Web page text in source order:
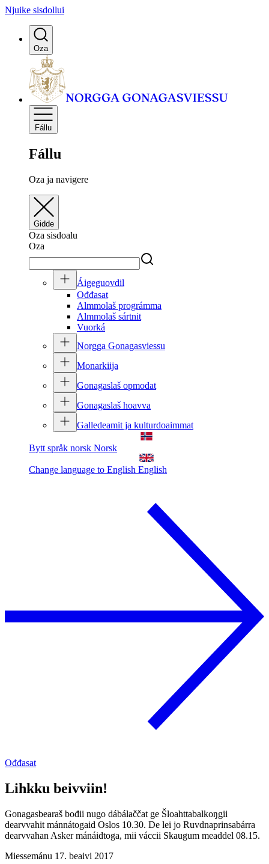
Njuike sisdollui
Oza
Fállu
Fállu
Oza ja navigere
Gidde
Oza sisdoalu
Oza
Áigeguovdil
Ođđasat
Almmolaš prográmma
Almmolaš sártnit
Vuorká
Norgga Gonagasviessu
Monarkiija
Gonagaslaš opmodat
Gonagaslaš hoavva
Galledeamit ja kulturdoaimmat
Bytt språk norsk Norsk
Change language to English English
Ođđasat
Lihkku beivviin!
Gonagasbearaš bođii nugo dábálaččat ge Šloahttabalkoŋgii
dearvvahit mánnátogaid Oslos 10.30. De lei jo Ruvdnaprinsabárra
dearvvahan Asker mánáidtoga, mii váccii Skaugum meaddel 08.15.
Miessemánu 17. beaivi 2017